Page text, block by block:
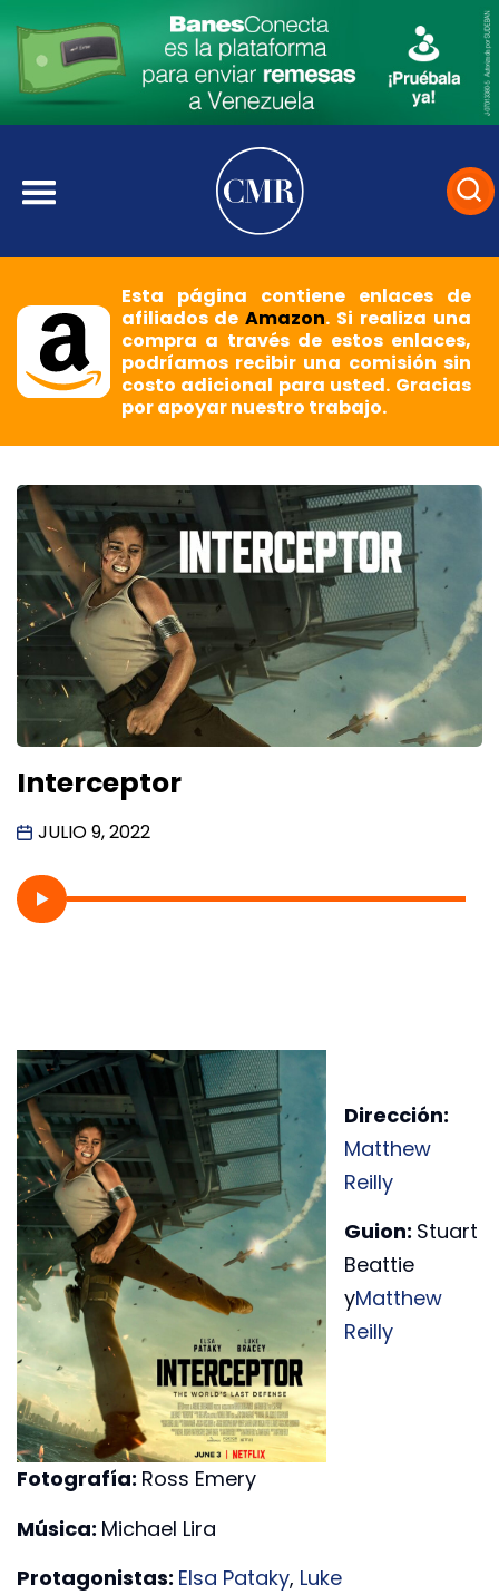
Esta página contiene enlaces de
afiliados deAmazon. Si realiza una
compra a través de estos enlaces,
podríamos recibir una comisión sin
costo adicional para usted. Gracias
por apoyar nuestro trabajo.
Interceptor
JULIO 9, 2022
Dirección:
Matthew
Reilly
Guion: Stuart
Beattie
yMatthew
Reilly
Fotografía: Ross Emery
Música: Michael Lira
Protagonistas: Elsa Pataky, Luke